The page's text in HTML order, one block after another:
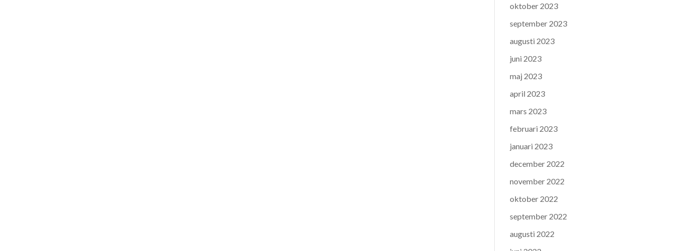
oktober 2023
september 2023
augusti 2023
juni 2023
maj 2023
april 2023
mars 2023
februari 2023
januari 2023
december 2022
november 2022
oktober 2022
september 2022
augusti 2022